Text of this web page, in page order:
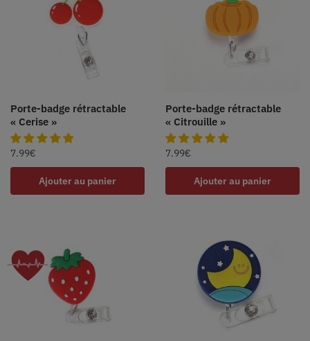
Porte-badge rétractable
« Cerise »
7.99€
Ajouter au panier
Porte-badge rétractable
« Citrouille »
7.99€
Ajouter au panier